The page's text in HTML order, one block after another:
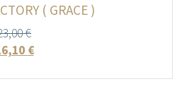
( GRACE )
€
€